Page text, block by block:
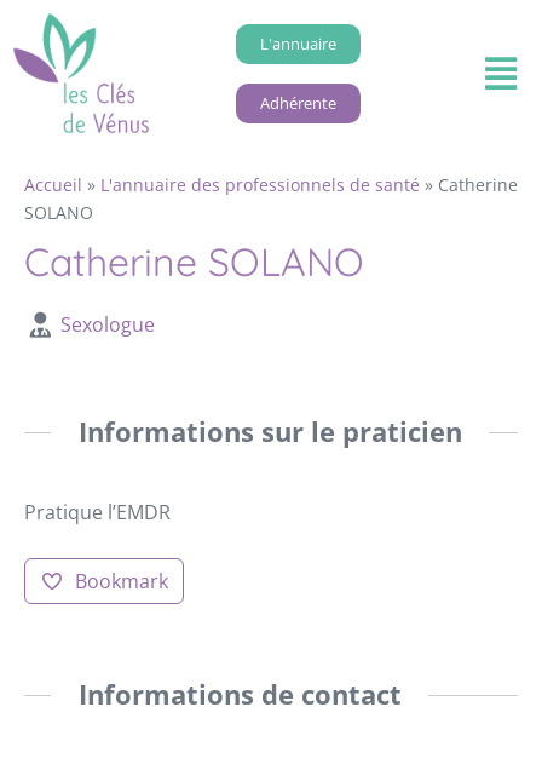
L'annuaire
Adhérente
Accueil » L'annuaire des professionnels de santé » Catherine
SOLANO
Catherine SOLANO
Sexologue
Informations sur le praticien
Pratique l’EMDR
Bookmark
Informations de contact